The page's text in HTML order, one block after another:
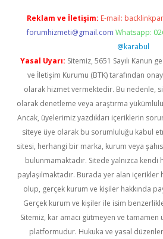
Reklam ve İletişim: E-mail:
forumhizmeti@gmail.com Whatsapp:
@karabul
Yasal Uyarı: Sitemiz, 5651 Sayılı Kanun
ve İletişim Kurumu (BTK) tarafından
olarak hizmet vermektedir. Bu nedenle,
olarak denetleme veya araştırma
Ancak, üyelerimiz yazdıkları içeriklerin
siteye üye olarak bu sorumluluğu kabul
sitesi, herhangi bir marka, kurum veya
bulunmamaktadır. Sitede yalnızca kendi
paylaşılmaktadır. Burada yer alan içerikler
olup, gerçek kurum ve kişiler hakkında
Gerçek kurum ve kişiler ile isim
Sitemiz, kar amacı gütmeyen ve
platformudur. Hukuka ve yasal